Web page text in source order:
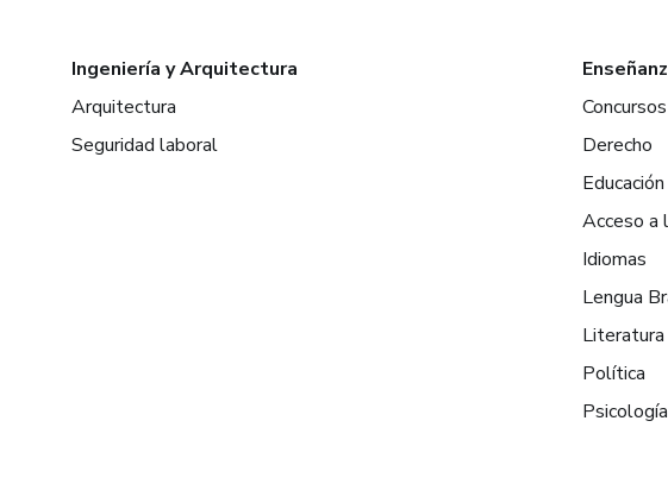
Ingeniería y Arquitectura
Arquitectura
Seguridad laboral
Concursos
Derecho
Educación
Acceso a
Idiomas
Lengua
Literatura
Política
Psicología